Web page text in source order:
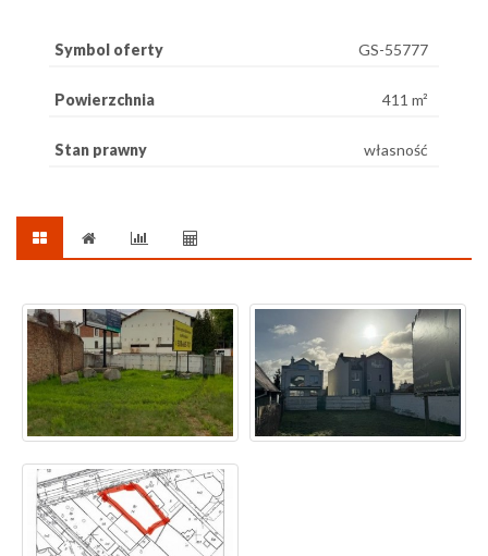
Symbol oferty GS-55777
Powierzchnia 411 m²
Stan prawny własność